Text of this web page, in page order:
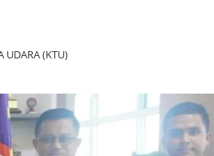
UDARA (KTU)